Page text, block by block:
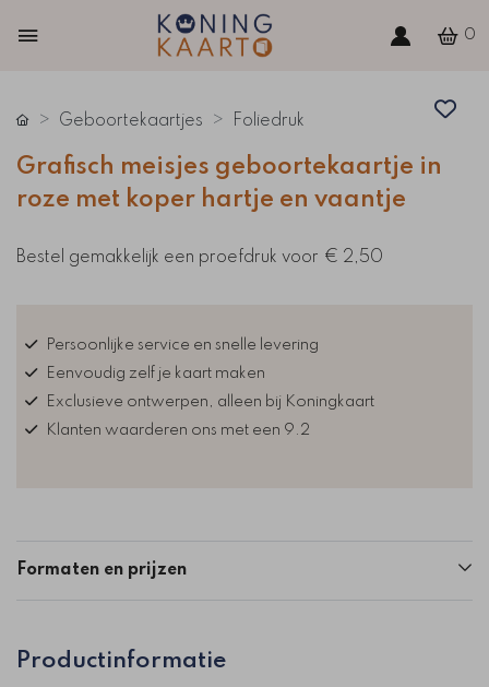
0
Geboortekaartjes Foliedruk
Grafisch meisjes geboortekaartje in
roze met koper hartje en vaantje
Bestel gemakkelijk een proefdruk voor € 2,50
Persoonlijke service en snelle levering
Eenvoudig zelf je kaart maken
Exclusieve ontwerpen, alleen bij Koningkaart
Klanten waarderen ons met een 9.2
Formaten en prijzen
Productinformatie